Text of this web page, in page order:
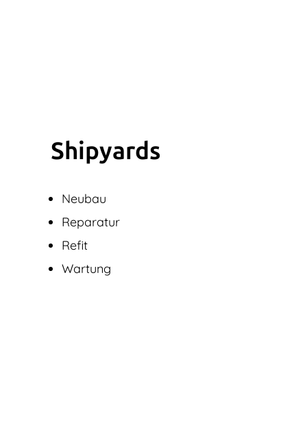
Shipyards
Neubau
Reparatur
Refit
Wartung